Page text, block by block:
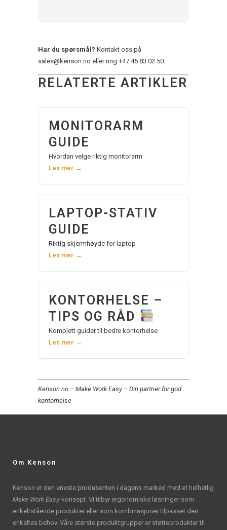
Har du spørsmål? Kontakt oss på
sales@kenson.no eller ring +47 45 83 02 50.
RELATERTE ARTIKLER
MONITORARM
GUIDE
Hvordan velge riktig monitorarm
Les mer →
LAPTOP-STATIV
GUIDE
Riktig skjermhøyde for laptop
Les mer →
KONTORHELSE –
TIPS OG RÅD
Komplett guider til bedre kontorhelse
Les mer →
Kenson.no – Make Work Easy – Din partner for god
kontorhelse
Om Kenson
Kenson er den eneste produsenten i dagens marked med et helhetlig
Make Work Easy-konsept. Vi tilbyr ergonomiske løsninger som
enkeltstående produkter eller som kombinasjoner tilpasset den
enkeltes behov. Våre største produktgrupper er støtteprodukter til